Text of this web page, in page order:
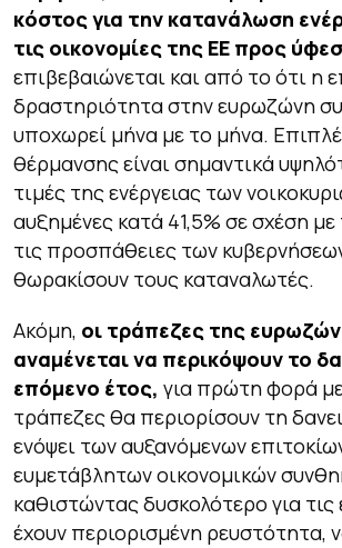
κόστος για την κατανάλωση
τις οικονομίες της ΕΕ προς
επιβεβαιώνεται και από το ότι η
δραστηριότητα στην ευρωζώνη
υποχωρεί μήνα με το μήνα.
θέρμανσης είναι σημαντικά
τιμές της ενέργειας των
αυξημένες κατά 41,5% σε σχέση
τις προσπάθειες των
θωρακίσουν τους καταναλωτές.
Ακόμη, οι τράπεζες της
αναμένεται να περικόψουν το
επόμενο έτος, για πρώτη φορά
τράπεζες θα περιορίσουν τη
ενόψει των αυξανόμενων
ευμετάβλητων οικονομικών
καθιστώντας δυσκολότερο για τις
έχουν περιορισμένη ρευστότητα,